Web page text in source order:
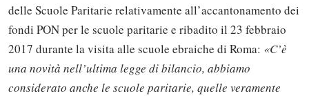
delle Scuole Paritarie relativamente all’accantonamento dei
fondi PON per le scuole paritarie e ribadito il 23 febbraio
2017 durante la visita alle scuole ebraiche di Roma: «C’è
una novità nell’ultima legge di bilancio, abbiamo
considerato anche le scuole paritarie, quelle veramente